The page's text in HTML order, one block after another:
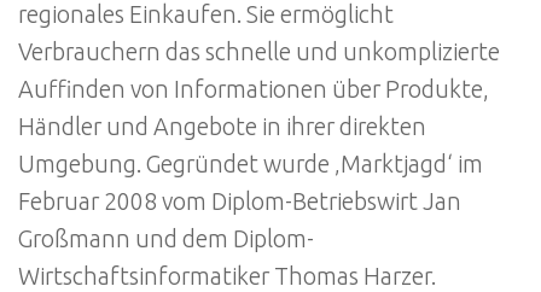
regionales Einkaufen. Sie ermöglicht
Verbrauchern das schnelle und unkomplizierte
Auffinden von Informationen über Produkte,
Händler und Angebote in ihrer direkten
Umgebung. Gegründet wurde ‚Marktjagd‘ im
Februar 2008 vom Diplom-Betriebswirt Jan
Großmann und dem Diplom-
Wirtschaftsinformatiker Thomas Harzer.